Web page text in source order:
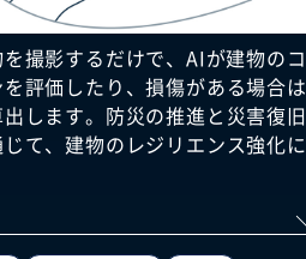
を撮影するだけで、AIが建物のコ
を評価したり、損傷がある場合は
します。防災の推進と災害復旧
て、建物のレジリエンス強化に